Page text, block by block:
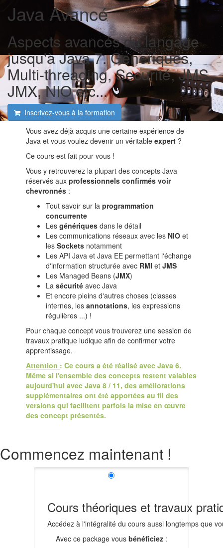
Java Avancé
Aspects avancés du langage
jusqu'à Java 7. Generiques,
Multi-threading, Securité, JMS,
JMX, NIO etc...
Inscrivez-vous à la formation
Vous avez déjà acquis une certaine expérience de
Java et vous voulez devenir un véritableexpert ?
Ce cours est fait pour vous !
Vous y retrouverez la plupart des concepts Java
réservés auxprofessionnels confirmés voir
chevronnés :
Tout savoir sur laprogrammation
concurrente
Lesgénériquesdans le détail
Les communications réseaux avec les NIOet
lesSockets notamment
Les API Java et Java EE permettant l'échange
d'information structurée avec RMIetJMS
Les Managed Beans (JMX)
Lasécuritéavec Java
Et encore pleins d'autres choses (classes
internes, lesannotations, les expressions
régulières ...) !
Pour chaque concept vous trouverez une session de
travaux pratique ludique afin de confirmer votre
apprentissage.
Attention : Ce cours a été réalisé avec Java 6.
Même si l'ensemble des concepts restent valables
aujourd'hui avec Java 8 / 11, des améliorations
supplémentaires ont été apportées au fil des
versions qui facilitent parfois la mise en œuvre
des concept présentés.
Commencez maintenant !
Cours théoriques et travaux
Accédez à l'intégralité du cours aussi longtemps que
Avec ce package vous bénéficiez :